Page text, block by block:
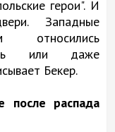
герои". И
Западные
или даже
Бекер.
после распада